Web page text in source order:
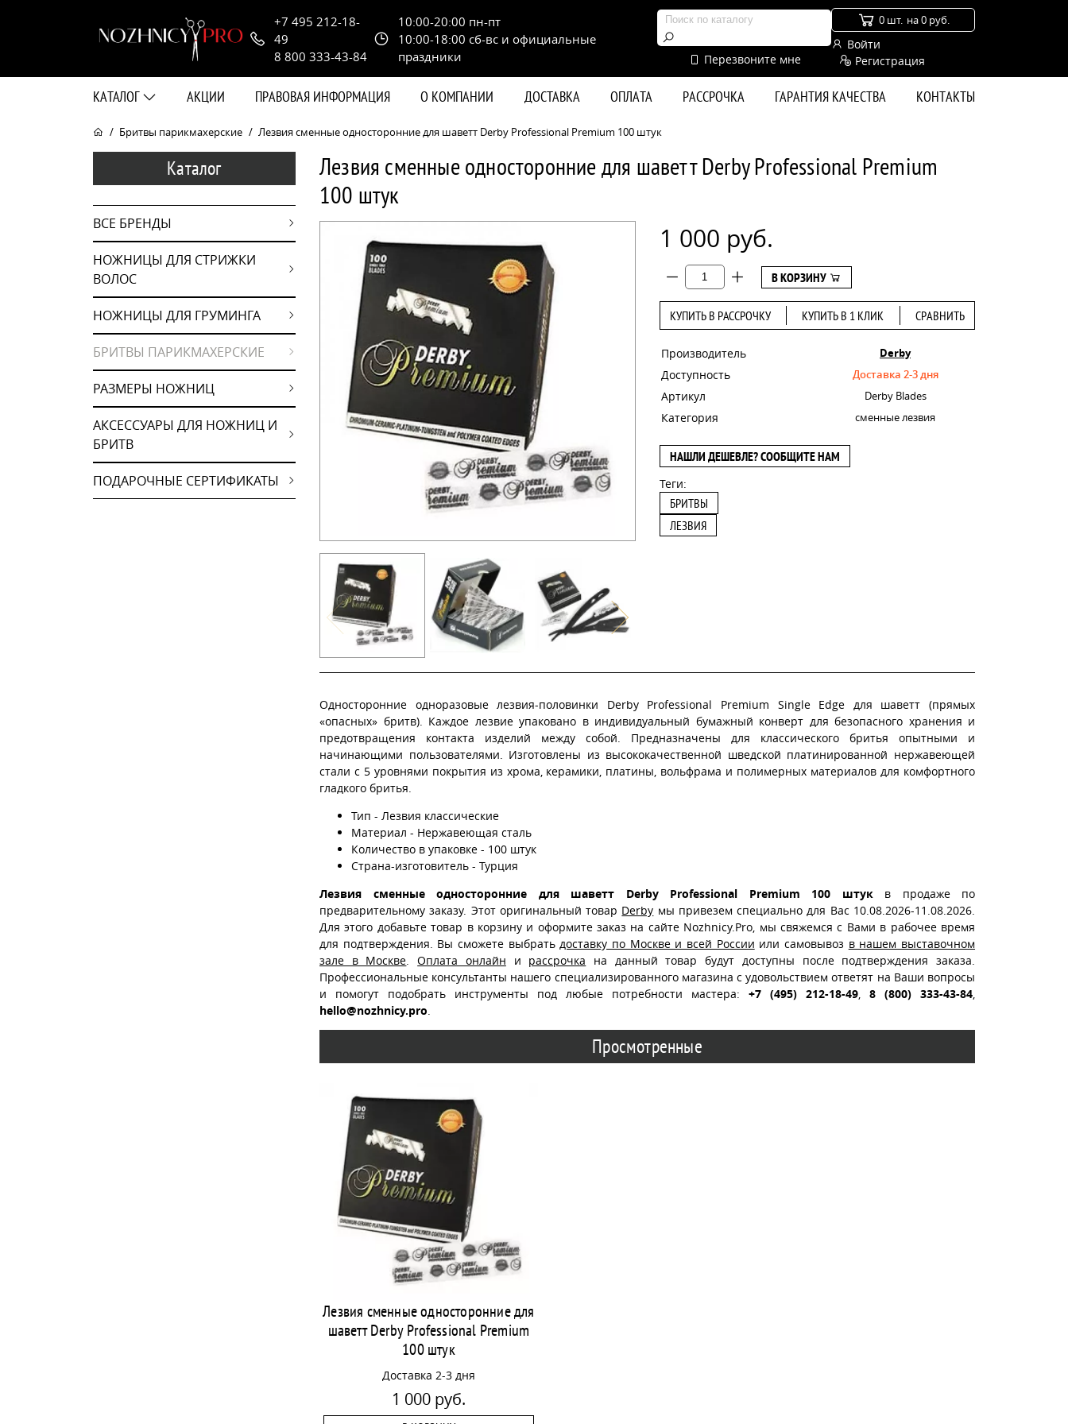
+7 495 212-18-
49
8 800 333-43-84
10:00-20:00 пн-пт
10:00-18:00 сб-вс и официальные
праздники
Перезвоните мне
0 шт. на 0 руб.
Войти
Регистрация
КАТАЛОГ АКЦИИ ПРАВОВАЯ ИНФОРМАЦИЯ О КОМПАНИИ ДОСТАВКА ОПЛАТА РАССРОЧКА ГАРАНТИЯ КАЧЕСТВА КОНТАКТЫ
Бритвы парикмахерские Лезвия сменные односторонние для шаветт Derby Professional Premium 100 штук
Каталог
ВСЕ БРЕНДЫ
НОЖНИЦЫ ДЛЯ СТРИЖКИ
ВОЛОС
НОЖНИЦЫ ДЛЯ ГРУМИНГА
БРИТВЫ ПАРИКМАХЕРСКИЕ
РАЗМЕРЫ НОЖНИЦ
АКСЕССУАРЫ ДЛЯ НОЖНИЦ И
БРИТВ
ПОДАРОЧНЫЕ СЕРТИФИКАТЫ
Лезвия сменные односторонние для шаветт Derby Professional Premium
100 штук
1 000 руб.
В КОРЗИНУ
КУПИТЬ В РАССРОЧКУ КУПИТЬ В 1 КЛИК СРАВНИТЬ
Производитель Derby
Доступность Доставка 2-3 дня
Артикул Derby Blades
Категория сменные лезвия
НАШЛИ ДЕШЕВЛЕ? СООБЩИТЕ НАМ
Теги:
БРИТВЫ
ЛЕЗВИЯ
Односторонние одноразовые лезвия-половинки Derby Professional Premium Single Edge для шаветт (прямых
«опасных» бритв). Каждое лезвие упаковано в индивидуальный бумажный конверт для безопасного хранения и
предотвращения контакта изделий между собой. Предназначены для классического бритья опытными и
начинающими пользователями. Изготовлены из высококачественной шведской платинированной нержавеющей
стали с 5 уровнями покрытия из хрома, керамики, платины, вольфрама и полимерных материалов для комфортного
гладкого бритья.
Тип - Лезвия классические
Материал - Нержавеющая сталь
Количество в упаковке - 100 штук
Страна-изготовитель - Турция
Лезвия сменные односторонние для шаветт Derby Professional Premium 100 штукв продаже по
предварительному заказу. Этот оригинальный товар Derby мы привезем специально для Вас 10.08.2026-11.08.2026.
Для этого добавьте товар в корзину и оформите заказ на сайте Nozhnicy.Pro, мы свяжемся с Вами в рабочее время
для подтверждения. Вы сможете выбратьдоставку по Москве и всей России или самовывоз в нашем выставочном
зале в Москве.Оплата онлайн и рассрочка на данный товар будут доступны после подтверждения заказа.
Профессиональные консультанты нашего специализированного магазина с удовольствием ответят на Ваши вопросы
и помогут подобрать инструменты под любые потребности мастера: +7 (495) 212-18-49, 8 (800) 333-43-84,
hello@nozhnicy.pro.
Просмотренные
Лезвия сменные односторонние для
шаветт Derby Professional Premium
100 штук
Доставка 2-3 дня
1 000 руб.